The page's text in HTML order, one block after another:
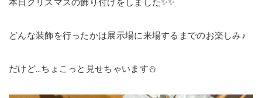
本日クリスマスの飾り付けをしました✨✨
どんな装飾を行ったかは展示場に来場するまでのお楽しみ♪
だけど…ちょこっと見せちゃいます⛄